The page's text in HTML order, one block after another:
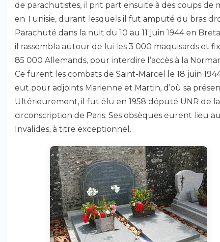
de parachutistes, il prit part ensuite à des coups de
en Tunisie, durant lesquels il fut amputé du bras
Parachuté dans la nuit du 10 au 11 juin 1944 en
il rassembla autour de lui les 3 000 maquisards et
85 000 Allemands, pour interdire l’accès à la
Ce furent les combats de Saint-Marcel le 18 juin
eut pour adjoints Marienne et Martin, d’où sa
Ultérieurement, il fut élu en 1958 député UNR de la
circonscription de Paris. Ses obsèques eurent lieu
Invalides, à titre exceptionnel.